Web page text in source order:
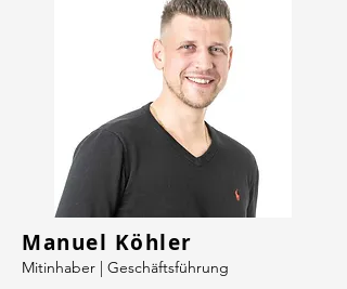
Manuel Köhler
Mitinhaber | Geschäftsführung